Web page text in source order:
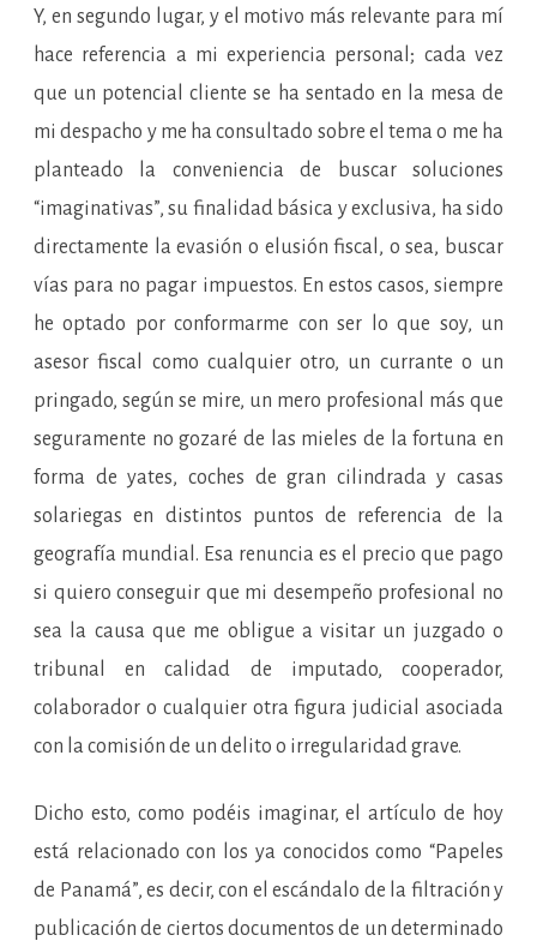
Y, en segundo lugar, y el motivo más relevante para mí
hace referencia a mi experiencia personal; cada vez
que un potencial cliente se ha sentado en la mesa de
mi despacho y me ha consultado sobre el tema o me ha
planteado la conveniencia de buscar soluciones
“imaginativas”, su finalidad básica y exclusiva, ha sido
directamente la evasión o elusión fiscal, o sea, buscar
vías para no pagar impuestos. En estos casos, siempre
he optado por conformarme con ser lo que soy, un
asesor fiscal como cualquier otro, un currante o un
pringado, según se mire, un mero profesional más que
seguramente no gozaré de las mieles de la fortuna en
forma de yates, coches de gran cilindrada y casas
solariegas en distintos puntos de referencia de la
geografía mundial. Esa renuncia es el precio que pago
si quiero conseguir que mi desempeño profesional no
sea la causa que me obligue a visitar un juzgado o
tribunal en calidad de imputado, cooperador,
colaborador o cualquier otra figura judicial asociada
con la comisión de un delito o irregularidad grave.
Dicho esto, como podéis imaginar, el artículo de hoy
está relacionado con los ya conocidos como “Papeles
de Panamá”, es decir, con el escándalo de la filtración y
publicación de ciertos documentos de un determinado